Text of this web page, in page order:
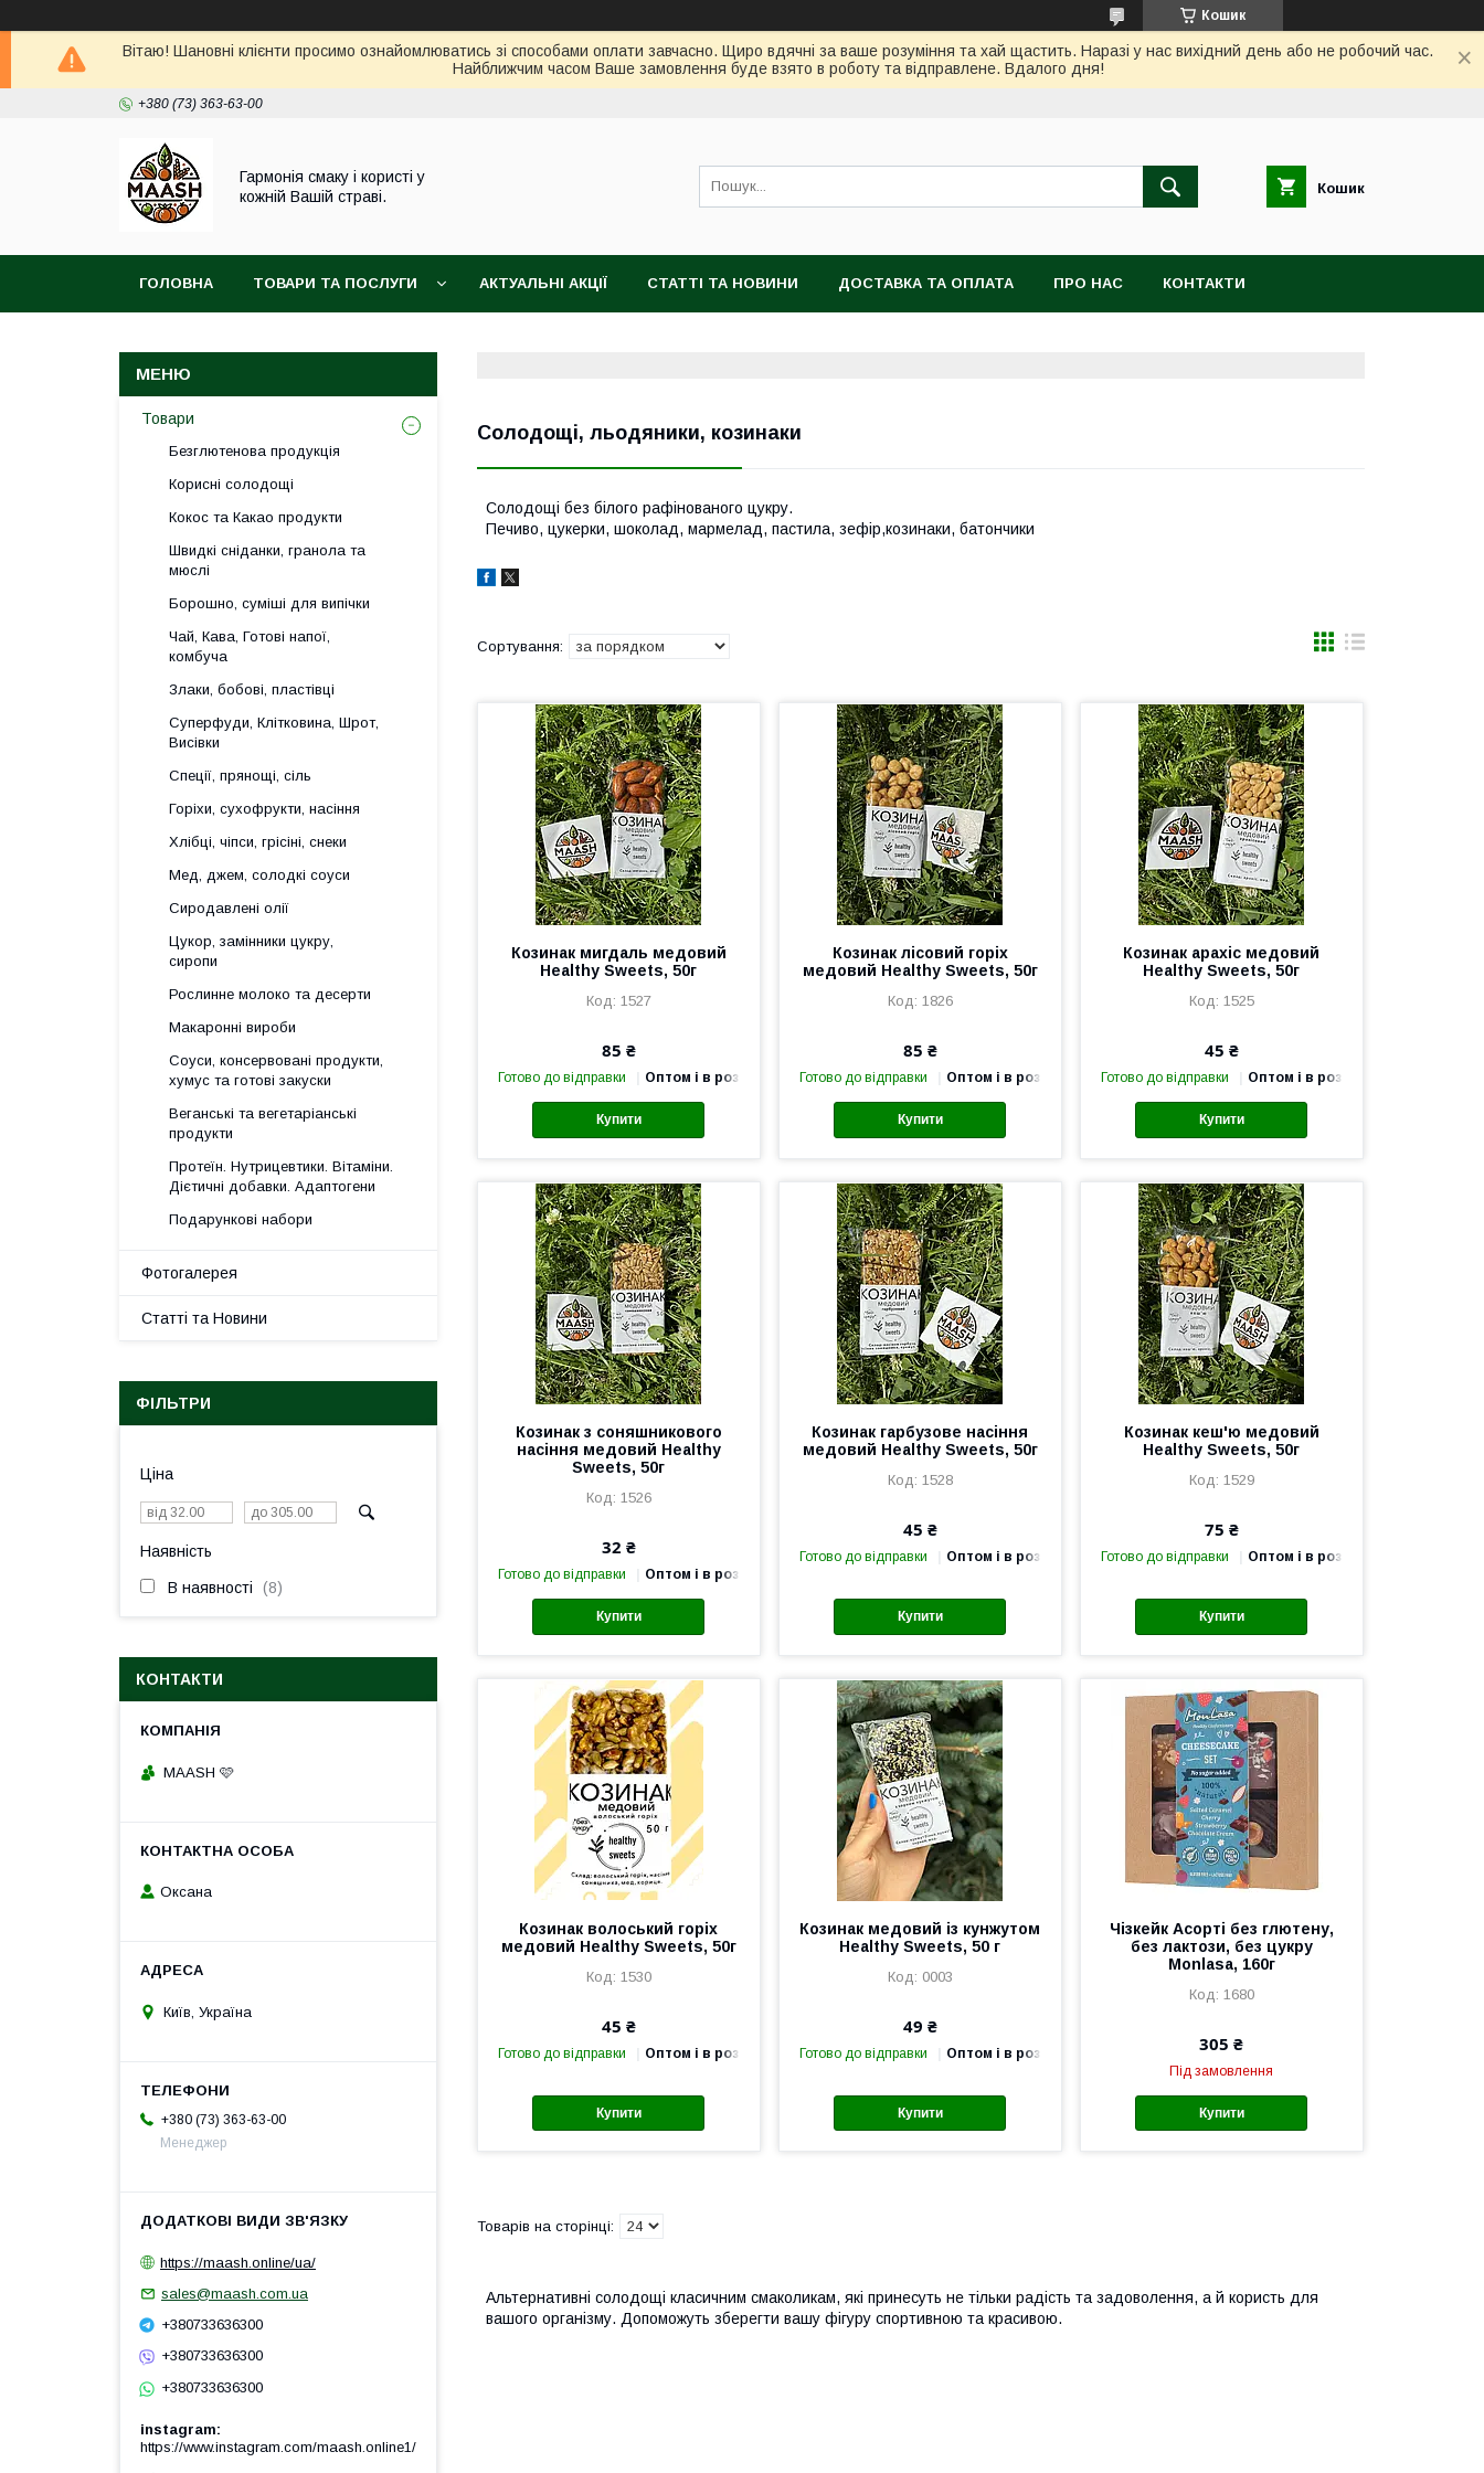
Кошик
Вітаю! Шановні клієнти просимо ознайомлюватись зі способами оплати завчасно. Щиро вдячні за ваше розуміння та хай щастить. Наразі у нас вихідний день або не робочий час.
Найближчим часом Ваше замовлення буде взято в роботу та відправлене. Вдалого дня!
+380 (73) 363-63-00
Гармонія смаку і користі у
кожній Вашій страві.
Кошик
ГОЛОВНА ТОВАРИ ТА ПОСЛУГИ АКТУАЛЬНІ АКЦІЇ СТАТТІ ТА НОВИНИ ДОСТАВКА ТА ОПЛАТА ПРО НАС КОНТАКТИ
Солодощі, льодяники, козинаки
Солодощі без білого рафінованого цукру.
Печиво, цукерки, шоколад, мармелад, пастила, зефір,козинаки, батончики
Козинак мигдаль медовий
Healthy Sweets, 50г
1527
85 ₴
Готово до відправки Оптом і в роздріб
Купити
Козинак лісовий горіх
медовий Healthy Sweets, 50г
1826
85 ₴
Готово до відправки Оптом і в роздріб
Купити
Козинак арахіс медовий
Healthy Sweets, 50г
1525
45 ₴
Готово до відправки Оптом і в роздріб
Купити
Козинак з соняшникового
насіння медовий Healthy
Sweets, 50г
1526
32 ₴
Готово до відправки Оптом і в роздріб
Купити
Козинак гарбузове насіння
медовий Healthy Sweets, 50г
1528
45 ₴
Готово до відправки Оптом і в роздріб
Купити
Козинак кеш'ю медовий
Healthy Sweets, 50г
1529
75 ₴
Готово до відправки Оптом і в роздріб
Купити
Козинак волоський горіх
медовий Healthy Sweets, 50г
1530
45 ₴
Готово до відправки Оптом і в роздріб
Купити
Козинак медовий із кунжутом
Healthy Sweets, 50 г
0003
49 ₴
Готово до відправки Оптом і в роздріб
Купити
Чізкейк Асорті без глютену,
без лактози, без цукру
Monlasa, 160г
1680
305 ₴
Під замовлення
Купити
Альтернативні солодощі класичним смаколикам, які принесуть не тільки радість та задоволення, а й користь для
вашого організму. Допоможуть зберегти вашу фігуру спортивною та красивою.
Товари
Безглютенова продукція
Корисні солодощі
Кокос та Какао продукти
Швидкі сніданки, гранола та
мюслі
Борошно, суміші для випічки
Чай, Кава, Готові напої,
комбуча
Злаки, бобові, пластівці
Суперфуди, Клітковина, Шрот,
Висівки
Спеції, прянощі, сіль
Горіхи, сухофрукти, насіння
Хлібці, чіпси, грісіні, снеки
Мед, джем, солодкі соуси
Сиродавлені олії
Цукор, замінники цукру,
сиропи
Рослинне молоко та десерти
Макаронні вироби
Соуси, консервовані продукти,
хумус та готові закуски
Веганські та вегетаріанські
продукти
Протеїн. Нутрицевтики. Вітаміни.
Дієтичні добавки. Адаптогени
Подарункові набори
Фотогалерея
Статті та Новини
ФІЛЬТРИ
Ціна
Наявність
В наявності 8
КОНТАКТИ
MAASH 🩷
Оксана
Київ, Україна
+380 (73) 363-63-00
Менеджер
https://maash.online/ua/
sales@maash.com.ua
+380733636300
+380733636300
+380733636300
instagram
https://www.instagram.com/maash.online1/